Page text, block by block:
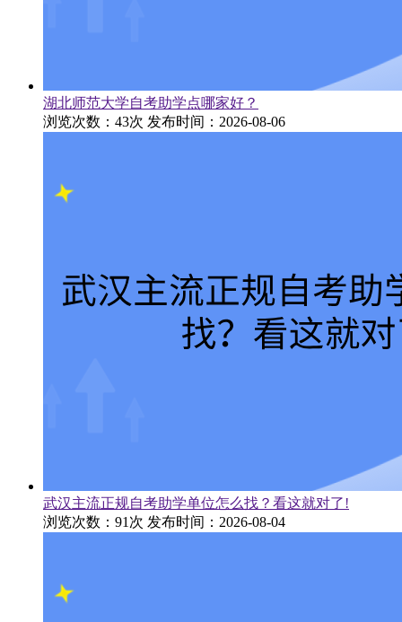
湖北师范大学自考助学点哪家好？
浏览次数：43次 发布时间：2026-08-06
武汉主流正规自考助学单位怎么找？看这就对了!
浏览次数：91次 发布时间：2026-08-04